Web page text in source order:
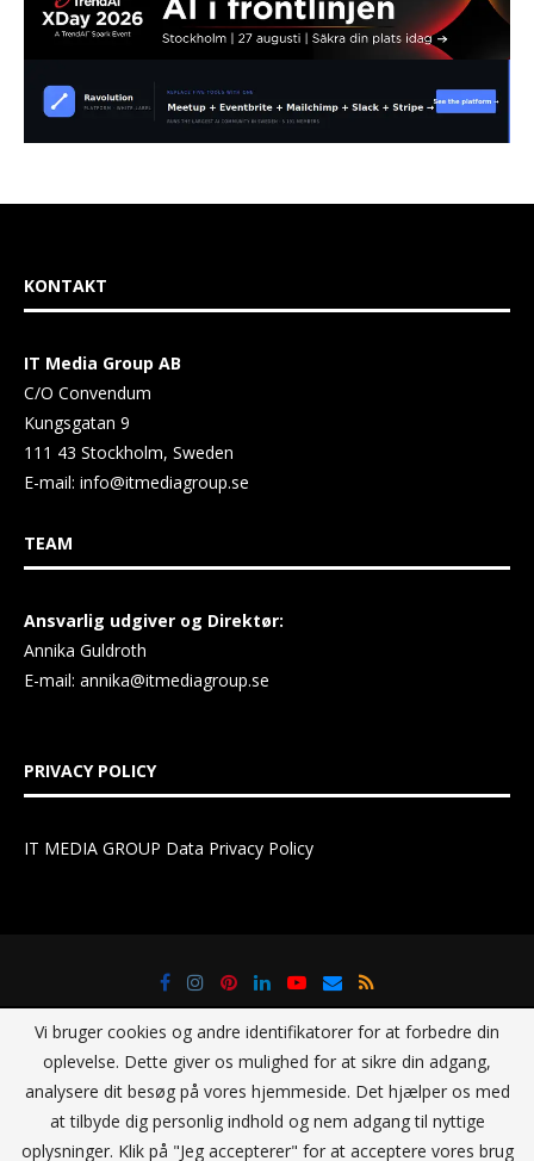
KONTAKT
IT Media Group AB
C/O Convendum
Kungsgatan 9
111 43 Stockholm, Sweden
E-mail: info@itmediagroup.se
TEAM
Ansvarlig udgiver og Direktør:
Annika Guldroth
E-mail: annika@itmediagroup.se
PRIVACY POLICY
IT MEDIA GROUP Data Privacy Policy
@2021 - All Right Reserved. Designed and Developed by IT Media
Vi bruger cookies og andre identifikatorer for at forbedre din
oplevelse. Dette giver os mulighed for at sikre din adgang,
analysere dit besøg på vores hjemmeside. Det hjælper os med
at tilbyde dig personlig indhold og nem adgang til nyttige
oplysninger. Klik på "Jeg accepterer" for at acceptere vores brug